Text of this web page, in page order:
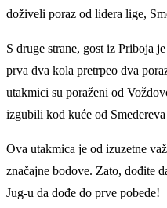
doživeli poraz od lidera lige,
S druge strane, gost iz Priboja
prva dva kola pretrpeo dva
utakmici su poraženi od
izgubili kod kuće od Smedereva
Ova utakmica je od izuzetne
značajne bodove. Zato, dođite
Jug-u da dođe do prve pobede!